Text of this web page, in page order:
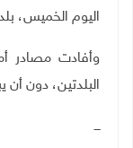
اليوم الخميس،
وأفادت مصادر
البلدتين، دون
ـــ